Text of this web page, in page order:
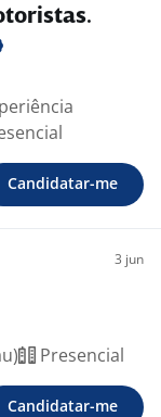
Candidatar-me
3 jun
Presencial
Candidatar-me